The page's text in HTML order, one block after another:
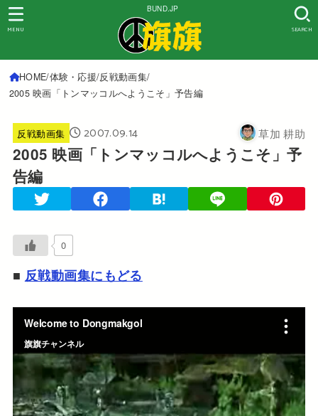
BUND.JP
SEARCH
MENU
HOME 体験・応援 反戦動画集
2005 映画「トンマッコルへようこそ」予告編
反戦動画集 2007.09.14 草加 耕助
2005 映画「トンマッコルへようこそ」予
告編
0
■ 反戦動画集にもどる